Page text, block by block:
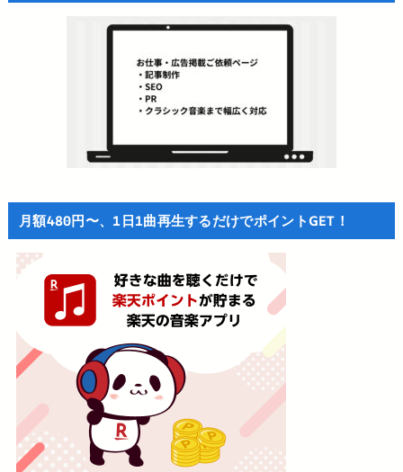
月額480円〜、1日1曲再生するだけでポイントGET！